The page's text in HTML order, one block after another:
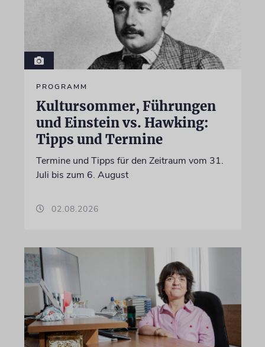
PROGRAMM
Kultursommer, Führungen
und Einstein vs. Hawking:
Tipps und Termine
Termine und Tipps für den Zeitraum vom 31.
Juli bis zum 6. August
02.08.2026